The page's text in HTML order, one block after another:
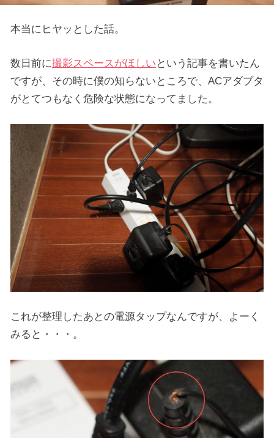
本当にヒヤッとした話。
数日前に撮影スペースがほしい という記事を書いたん
ですが、その時に僕の知らないところで、ACアダプタ
がとてつもなく危険な状態になってました。
これが整理したあとの電源タップなんですが、よーく
みると・・・。